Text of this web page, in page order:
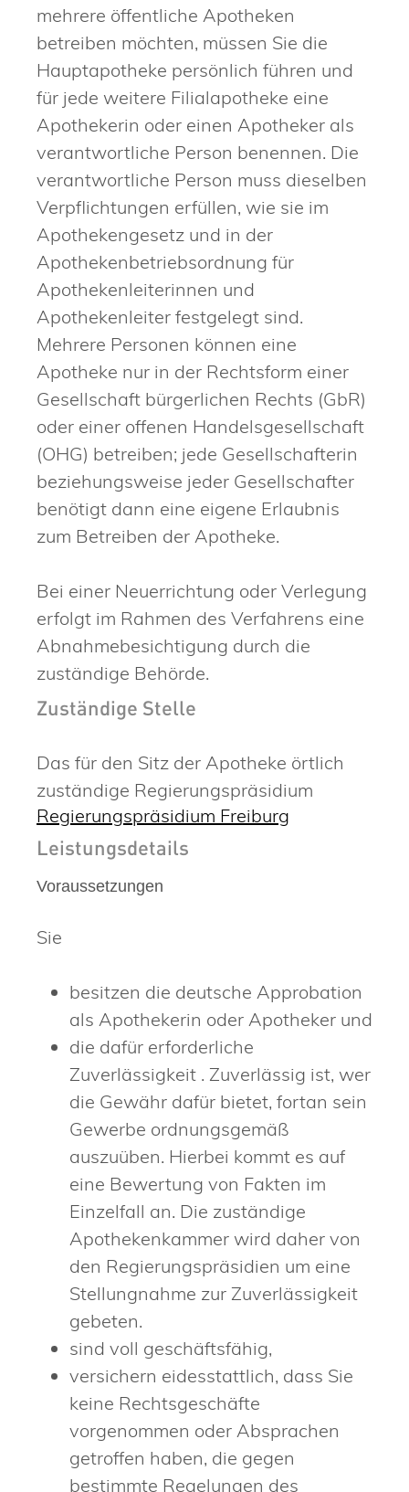
mehrere öffentliche Apotheken
betreiben möchten, müssen Sie die
Hauptapotheke persönlich führen und
für jede weitere Filialapotheke eine
Apothekerin oder einen Apotheker als
verantwortliche Person benennen. Die
verantwortliche Person muss dieselben
Verpflichtungen erfüllen, wie sie im
Apothekengesetz und in der
Apothekenbetriebsordnung für
Apothekenleiterinnen und
Apothekenleiter festgelegt sind.
Mehrere Personen können eine
Apotheke nur in der Rechtsform einer
Gesellschaft bürgerlichen Rechts (GbR)
oder einer offenen Handelsgesellschaft
(OHG) betreiben; jede Gesellschafterin
beziehungsweise jeder Gesellschafter
benötigt dann eine eigene Erlaubnis
zum Betreiben der Apotheke.
Bei einer Neuerrichtung oder Verlegung
erfolgt im Rahmen des Verfahrens eine
Abnahmebesichtigung durch die
zuständige Behörde.
Zuständige Stelle
Das für den Sitz der Apotheke örtlich
zuständige Regierungspräsidium
Regierungspräsidium Freiburg
Leistungsdetails
Voraussetzungen
Sie
besitzen die deutsche Approbation
als Apothekerin oder Apotheker und
die dafür erforderliche
Zuverlässigkeit . Zuverlässig ist, wer
die Gewähr dafür bietet, fortan sein
Gewerbe ordnungsgemäß
auszuüben. Hierbei kommt es auf
eine Bewertung von Fakten im
Einzelfall an. Die zuständige
Apothekenkammer wird daher von
den Regierungspräsidien um eine
Stellungnahme zur Zuverlässigkeit
gebeten.
sind voll geschäftsfähig,
versichern eidesstattlich, dass Sie
keine Rechtsgeschäfte
vorgenommen oder Absprachen
getroffen haben, die gegen
bestimmte Regelungen des